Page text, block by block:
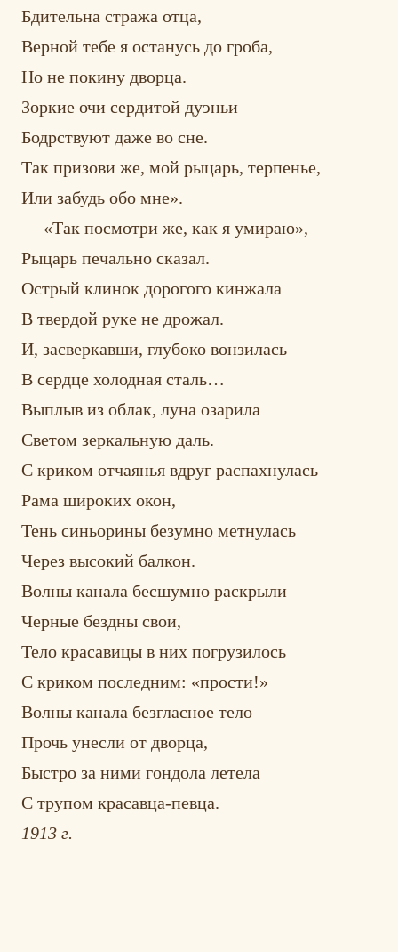
Бдительна стража отца,
Верной тебе я останусь до гроба,
Но не покину дворца.
Зоркие очи сердитой дуэньи
Бодрствуют даже во сне.
Так призови же, мой рыцарь, терпенье,
Или забудь обо мне».
— «Так посмотри же, как я умираю», —
Рыцарь печально сказал.
Острый клинок дорогого кинжала
В твердой руке не дрожал.
И, засверкавши, глубоко вонзилась
В сердце холодная сталь…
Выплыв из облак, луна озарила
Светом зеркальную даль.
С криком отчаянья вдруг распахнулась
Рама широких окон,
Тень синьорины безумно метнулась
Через высокий балкон.
Волны канала бесшумно раскрыли
Черные бездны свои,
Тело красавицы в них погрузилось
С криком последним: «прости!»
Волны канала безгласное тело
Прочь унесли от дворца,
Быстро за ними гондола летела
С трупом красавца-певца.
1913 г.